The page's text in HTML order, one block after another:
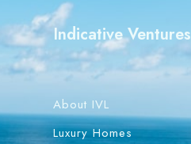
Indicative Ventures
About IVL
Luxury Homes